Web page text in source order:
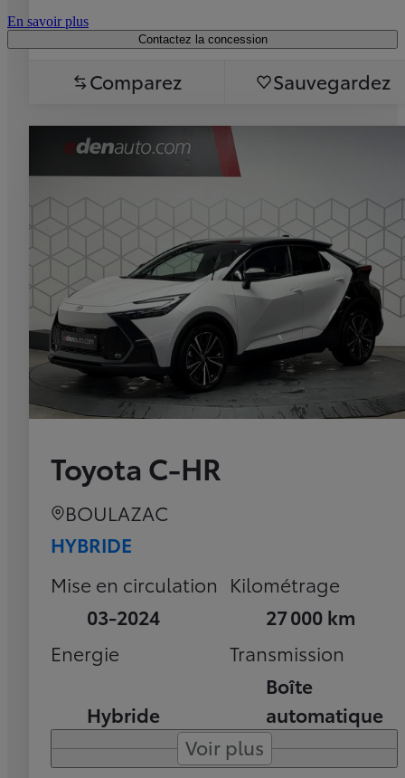
En savoir plus
Contactez la concession
Comparez Sauvegardez
Toyota C-HR
BOULAZAC
HYBRIDE
Mise en circulation
03-2024
Kilométrage
27 000 km
Energie
Hybride
Transmission
Boîte
automatique
Voir plus